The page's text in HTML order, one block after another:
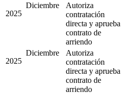
2025
Diciembre
Autoriza
contratación
directa y aprueba
contrato de
arriendo
2025
Diciembre
Autoriza
contratación
directa y aprueba
contrato de
arriendo